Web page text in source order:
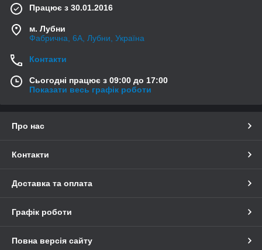
Працює з 30.01.2016
м. Лубни
Фабрична, 6А, Лубни, Україна
Контакти
Сьогодні працює з 09:00 до 17:00
Показати весь графік роботи
Про нас
Контакти
Доставка та оплата
Графік роботи
Повна версія сайту